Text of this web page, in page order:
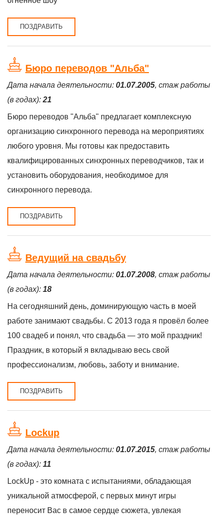
ПОЗДРАВИТЬ
Бюро переводов "Альба"
Дата начала деятельности: 01.07.2005, стаж работы
(в годах): 21
Бюро переводов "Альба" предлагает комплексную
организацию синхронного перевода на мероприятиях
любого уровня. Мы готовы как предоставить
квалифицированных синхронных переводчиков, так и
установить оборудования, необходимое для
синхронного перевода.
ПОЗДРАВИТЬ
Ведущий на свадьбу
Дата начала деятельности: 01.07.2008, стаж работы
(в годах): 18
На сегодняшний день, доминирующую часть в моей
работе занимают свадьбы. С 2013 года я провёл более
100 свадеб и понял, что свадьба — это мой праздник!
Праздник, в который я вкладываю весь свой
профессионализм, любовь, заботу и внимание.
ПОЗДРАВИТЬ
Lockup
Дата начала деятельности: 01.07.2015, стаж работы
(в годах): 11
LockUp - это комната с испытаниями, обладающая
уникальной атмосферой, с первых минут игры
переносит Вас в самое сердце сюжета, увлекая